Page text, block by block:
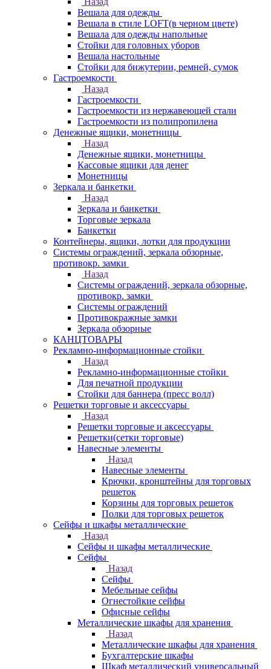
Вешала для одежды
Вешала в стиле LOFT(в черном цвете)
Вешала для одежды напольные
Стойки для головных уборов
Вешала настольные
Cтойки для бижутерии, ремней, сумок
Гастроемкости
Назад
Гастроемкости
Гастроемкости из нержавеющей стали
Гастроемкости из полипропилена
Денежные ящики, монетницы
Назад
Денежные ящики, монетницы
Кассовые ящики для денег
Монетницы
Зеркала и банкетки
Назад
Зеркала и банкетки
Торговые зеркала
Банкетки
Контейнеры, ящики, лотки для продукции
Системы ограждений, зеркала обзорные,
противокр. замки
Назад
Системы ограждений, зеркала обзорные,
противокр. замки
Системы ограждений
Противокражные замки
Зеркала обзорные
КАНЦТОВАРЫ
Рекламно-информационные стойки
Назад
Рекламно-информационные стойки
Для печатной продукции
Стойки для баннера (пресс волл)
Решетки торговые и аксессуары
Назад
Решетки торговые и аксессуары
Решетки(сетки торговые)
Навесные элементы
Назад
Навесные элементы
Крючки, кронштейны для торговых
решеток
Корзины для торговых решеток
Полки для торговых решеток
Сейфы и шкафы металлические
Назад
Сейфы и шкафы металлические
Сейфы
Назад
Сейфы
Мебельные сейфы
Огнестойкие сейфы
Офисные сейфы
Металлические шкафы для хранения
Назад
Металлические шкафы для хранения
Бухгалтерские шкафы
Шкаф металлический универсальный